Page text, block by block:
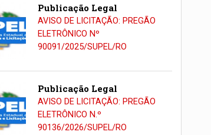
Publicação Legal
AVISO DE LICITAÇÃO: PREGÃO
ELETRÔNICO Nº
90091/2025/SUPEL/RO
Publicação Legal
AVISO DE LICITAÇÃO: PREGÃO
ELETRÔNICO N.º
90136/2026/SUPEL/RO